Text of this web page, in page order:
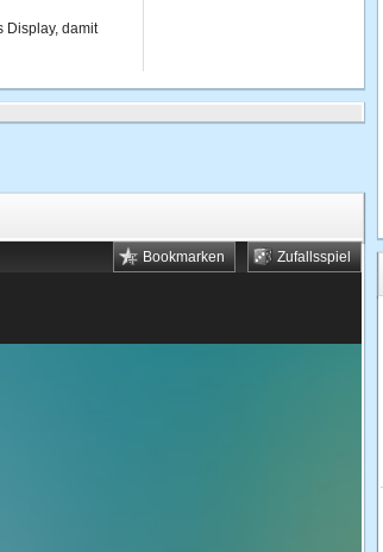
Display, damit
Zufallsspiel
Bookmarken